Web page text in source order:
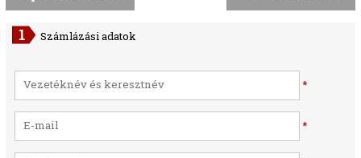
Számlázási adatok
*
*